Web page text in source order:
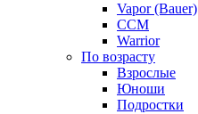
Vapor (Bauer)
CCM
Warrior
По возрасту
Взрослые
Юноши
Подростки